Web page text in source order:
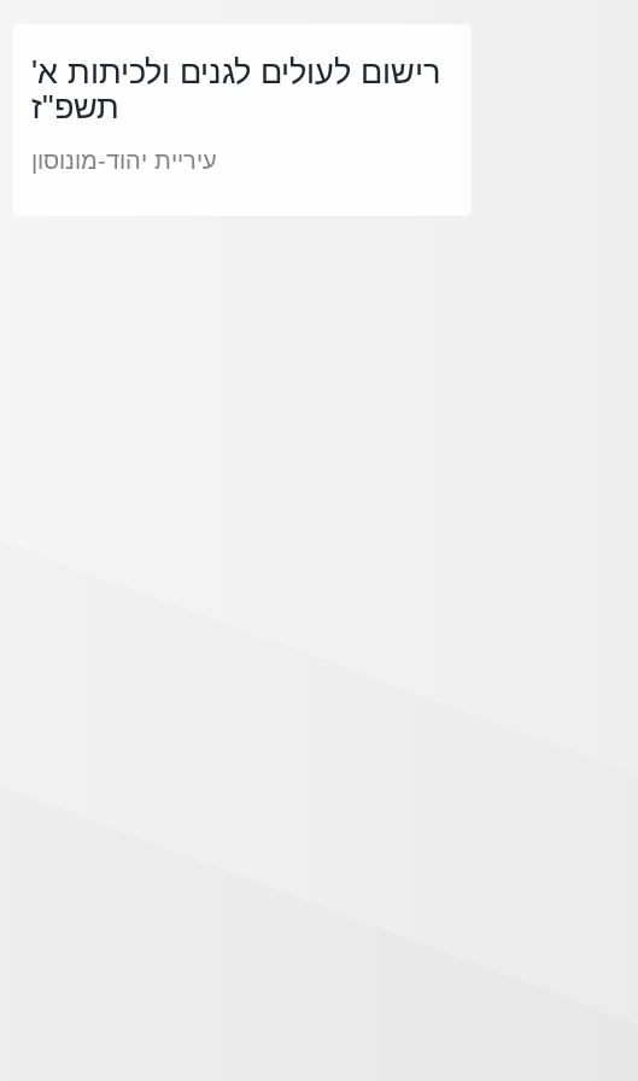
רישום לעולים לגנים ולכיתות א'
תשפ"ז
עיריית יהוד-מונוסון